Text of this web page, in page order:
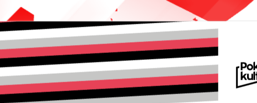
Pokładykultury.eu